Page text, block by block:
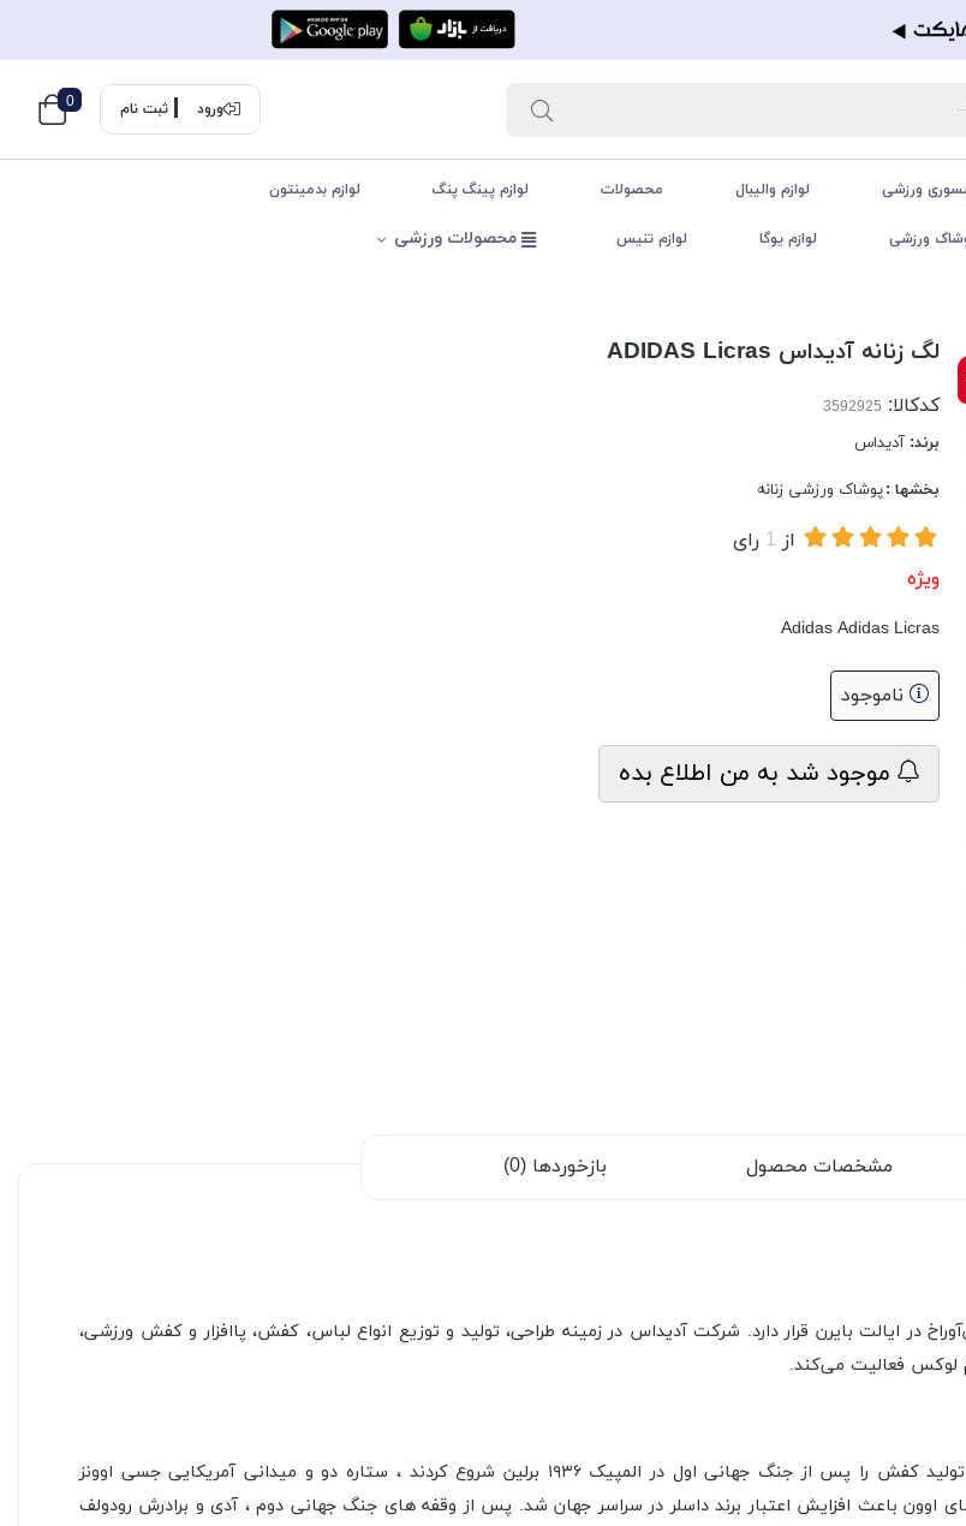
ورود ثبت نام 0
ورزشی لوازم والیبال محصولات لوازم پینگ پنگ لوازم بدمینتون
ورزشی لوازم یوگا لوازم تنیس محصولات ورزشی
لگ زنانه آدیداس ADIDAS Licras
کدکالا:
برند:آدیداس
بخشها :پوشاک ورزشی زنانه
از 1 رای
ویژه
Adidas Adidas Licras
ناموجود
موجود شد به من اطلاع بده
مشخصات محصول بازخوردها (0)
ایالت بایرن قرار دارد. شرکت آدیداس در زمینه طراحی، تولید و توزیع انواع لباس، کفش، پاافزار و کفش ورزشی،
لوکس فعالیت می‌کند.
نام آدیداس مخفف نام بنیانگذار آدولف (“آدی”) داسلر است. خانواده داسلر تولید کفش را پس از جنگ جهانی اول در المپیک ۱۹۳۶ برلین شروع کردند ، ستاره دو و میدانی آمریکایی جسی اوونز
اوون باعث افزایش اعتبار برند داسلر در سراسر جهان شد. پس از وقفه های جنگ جهانی دوم ، آدی و برادرش رودولف